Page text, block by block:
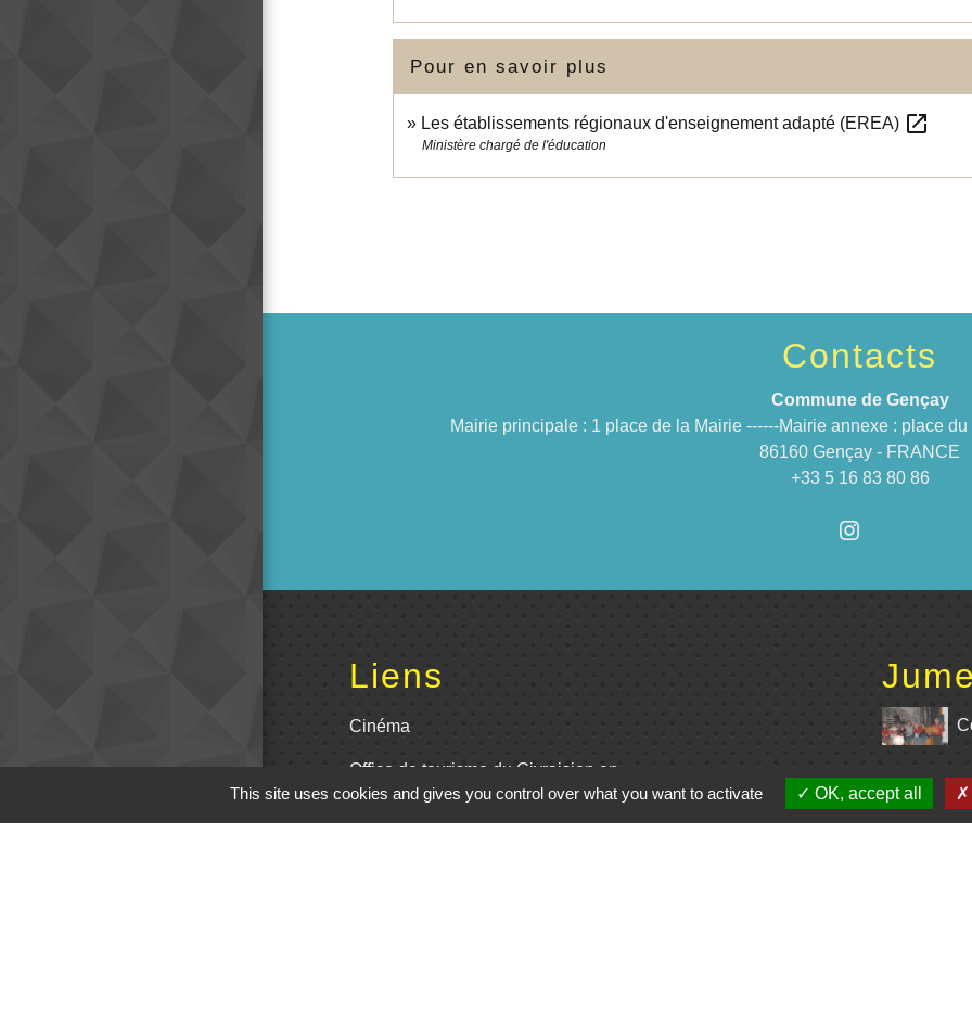
Pour en savoir plus
Les établissements régionaux d'enseignement adapté (EREA) open_in_new
Ministère chargé de l'éducation
Contacts
Commune de Gençay
Mairie principale : 1 place de la Mairie ------Mairie annexe : place
86160 Gençay - FRANCE
+33 5 16 83 80 86
Liens
Cinéma
Office de tourisme du Civraisien en
Poitou
This site uses cookies and gives you control over what you want to activate OK, accept all